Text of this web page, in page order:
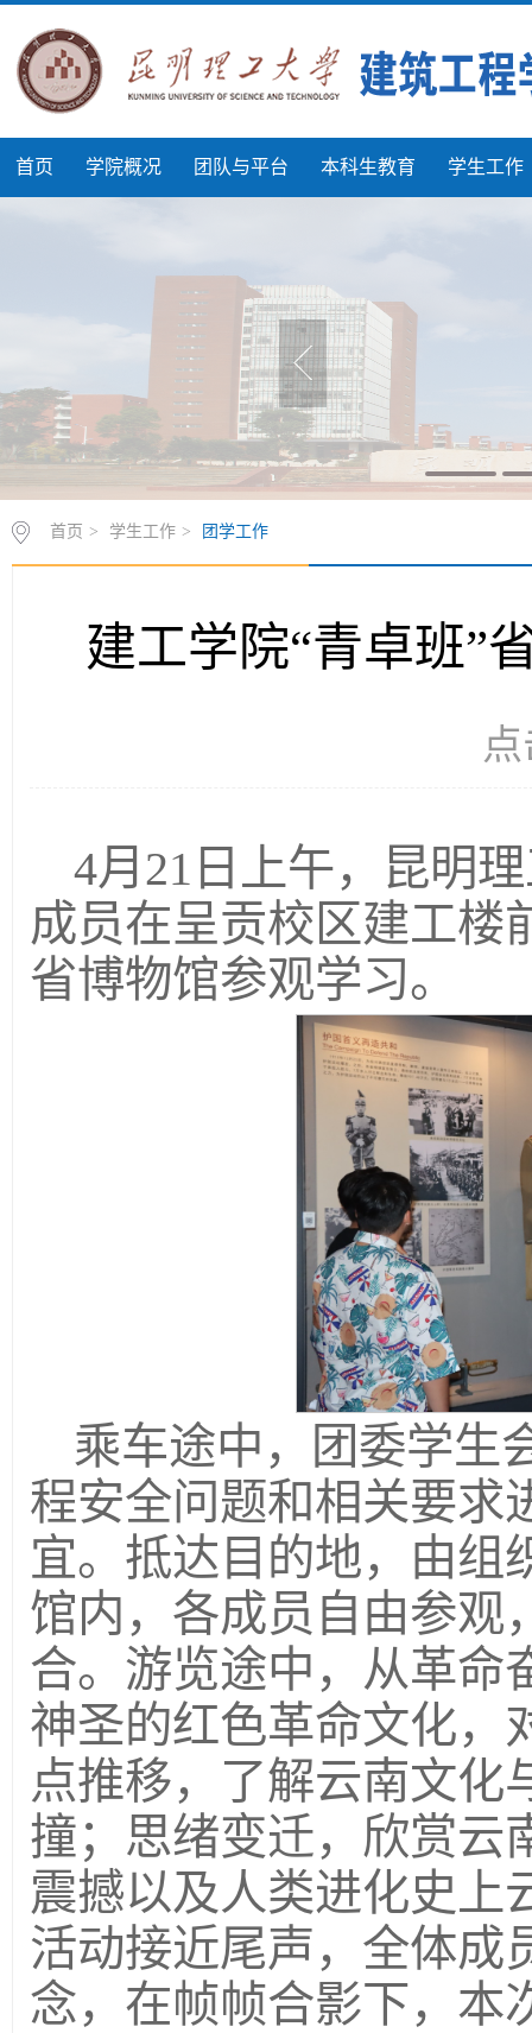
首页 学院概况 团队与平台 本科生教育 学生工作
首页 > 学生工作 > 团学工作
建工学院“青卓班”
4月21日上午，昆明
成员在呈贡校区建工楼
省博物馆参观学习。
乘车途中，团委学生
程安全问题和相关要求
宜。抵达目的地，由组
馆内，各成员自由参观
合。游览途中，从革命
神圣的红色革命文化，
点推移，了解云南文化
撞；思绪变迁，欣赏云
震撼以及人类进化史上
活动接近尾声，全体成
念，在帧帧合影下，本